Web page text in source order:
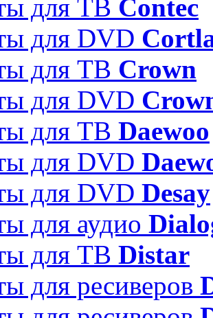
для ТВ Contec
для DVD
для ТВ Crown
для DVD
для ТВ Daewoo
для DVD
для DVD Desay
для аудио
для ТВ Distar
для ресиверов